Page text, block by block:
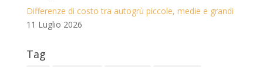
Differenze di costo tra autogrù piccole, medie e grandi
11 Luglio 2026
Tag